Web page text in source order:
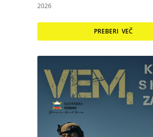
2026
PREBERI VEČ